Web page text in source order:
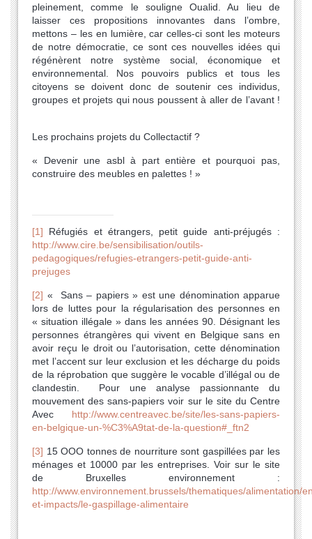
pleinement, comme le souligne Oualid. Au lieu de
laisser ces propositions innovantes dans l’ombre,
mettons – les en lumière, car celles-ci sont les moteurs
de notre démocratie, ce sont ces nouvelles idées qui
régénèrent notre système social, économique et
environnemental. Nos pouvoirs publics et tous les
citoyens se doivent donc de soutenir ces individus,
groupes et projets qui nous poussent à aller de l’avant !
Les prochains projets du Collectactif ?
« Devenir une asbl à part entière et pourquoi pas,
construire des meubles en palettes ! »
[1] Réfugiés et étrangers, petit guide anti-préjugés :
http://www.cire.be/sensibilisation/outils-
pedagogiques/refugies-etrangers-petit-guide-anti-
prejuges
[2] « Sans – papiers » est une dénomination apparue
lors de luttes pour la régularisation des personnes en
« situation illégale » dans les années 90. Désignant les
personnes étrangères qui vivent en Belgique sans en
avoir reçu le droit ou l’autorisation, cette dénomination
met l’accent sur leur exclusion et les décharge du poids
de la réprobation que suggère le vocable d’illégal ou de
clandestin. Pour une analyse passionnante du
mouvement des sans-papiers voir sur le site du Centre
Avec http://www.centreavec.be/site/les-sans-papiers-
en-belgique-un-%C3%A9tat-de-la-question#_ftn2
[3] 15 OOO tonnes de nourriture sont gaspillées par les
ménages et 10000 par les entreprises. Voir sur le site
de Bruxelles environnement :
http://www.environnement.brussels/thematiques/alimentation/
et-impacts/le-gaspillage-alimentaire